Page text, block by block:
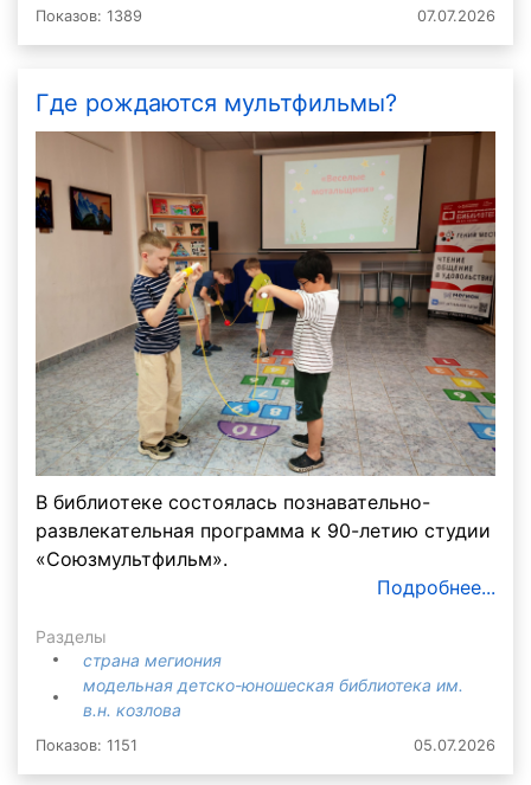
Показов: 1389 07.07.2026
Где рождаются мультфильмы?
В библиотеке состоялась познавательно-
развлекательная программа к 90-летию студии
«Союзмультфильм».
Подробнее...
Разделы
страна мегиония
модельная детско-юношеская библиотека им.
в.н. козлова
Показов: 1151 05.07.2026